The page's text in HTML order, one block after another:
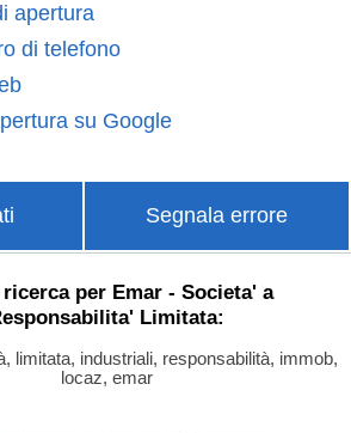
apertura
di telefono
su Google
Segnala errore
per Emar - Societa' a
Limitata:
limitata, industriali, responsabilità, immob,
locaz, emar